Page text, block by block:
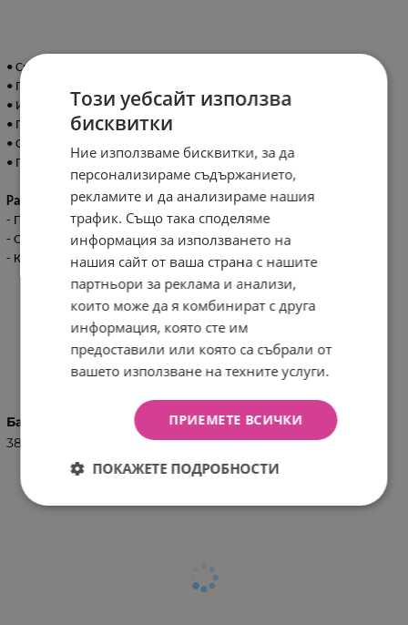
• Сгъваем бебешки матрак с лек компактен дизайн;
• Перфектен за пътуване;
• Изработен от лесен за поддръжка полиестер;
• Пълнеж: 100% полиуретанова пяна;
• Сваляем калъф с цип;
• Произведен в България.
Размери:
- Продукт: 59х118х5 см
- Опаковка: 59х39х14 см / 0.72 кг
- Кашон: 80х60х70 см / 8.2 кг / 10 бр/кашон
ХАРАКТЕРИСТИКИ
Баркод (ISBN, UPC, др.)
3801107020499
Този уебсайт използва
бисквитки
Ние използваме бисквитки, за да
персонализираме съдържанието,
рекламите и да анализираме нашия
трафик. Също така споделяме
информация за използването на
нашия сайт от ваша страна с нашите
партньори за реклама и анализи,
които може да я комбинират с друга
информация, която сте им
предоставили или която са събрали от
вашето използване на техните услуги.
ПРИЕМЕТЕ ВСИЧКИ
ПОКАЖЕТЕ ПОДРОБНОСТИ